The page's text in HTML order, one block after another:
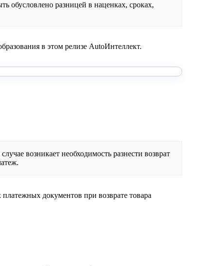
обусловлено разницей в наценках, сроках,
в этом релизе AutoИнтеллект.
возникает необходимость разнести возврат
документов при возврате товара